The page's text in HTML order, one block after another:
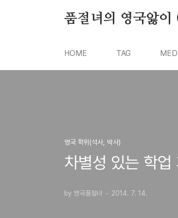
품절녀의 영국앓이
HOME TAG
영국 학위(석사, 박사)
차별성 있는 학
by 영국품절녀 2014. 7. 14.